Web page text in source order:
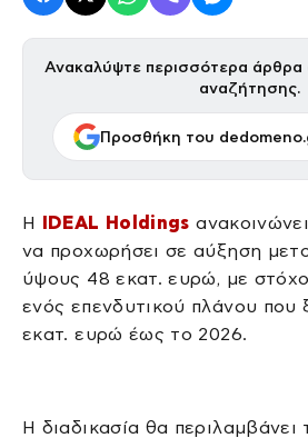
Ανακαλύψτε περισσότερα άρθρα
αναζήτησης.
Προσθήκη του
Η IDEAL Holdings
να προχωρήσει σε αύξηση
ύψους 48 εκατ. ευρώ, με
ενός επενδυτικού πλάνου που
εκατ. ευρώ έως το 2026.
Η διαδικασία θα